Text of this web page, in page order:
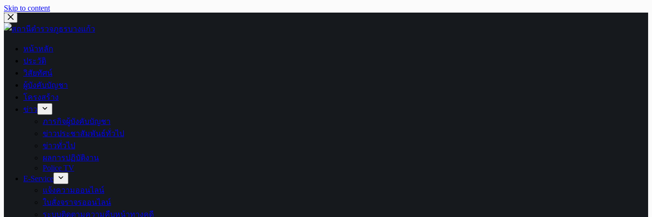
Skip to content
หน้าหลัก
ประวัติ
วิสัยทัศน์
ผู้บังคับบัญชา
โครงสร้าง
ข่าว
ภารกิจผู้บังคับบัญชา
ข่าวประชาสัมพันธ์ทั่วไป
ข่าวทั่วไป
ผลการปฏิบัติงาน
Police TV
E-Service
แจ้งความออนไลน์
ใบสั่งจราจรออนไลน์
ระบบติดตามความคืบหน้าทางคดี